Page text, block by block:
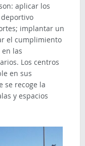
aplicar los
implantar un
el cumplimiento
las
Los centros
en sus
se recoge la
y espacios